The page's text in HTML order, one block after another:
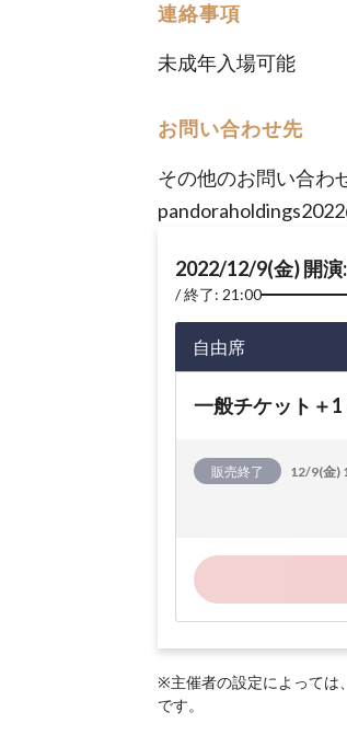
連絡事項
未成年入場可能
お問い合わせ先
その他のお問い合わ
2022/12/9(金) 開演
終了: 21:00
自由席
一般チケット＋1
販売終了 12/9(金)
※主催者の設定によっては
です。